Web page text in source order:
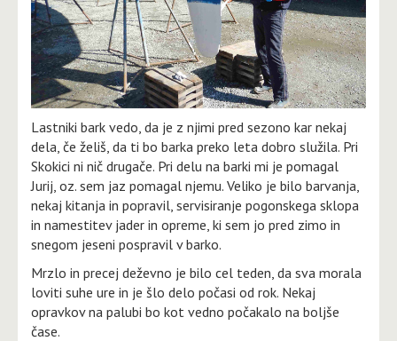
Lastniki bark vedo, da je z njimi pred sezono kar nekaj
dela, če želiš, da ti bo barka preko leta dobro služila. Pri
Skokici ni nič drugače. Pri delu na barki mi je pomagal
Jurij, oz. sem jaz pomagal njemu. Veliko je bilo barvanja,
nekaj kitanja in popravil, servisiranje pogonskega sklopa
in namestitev jader in opreme, ki sem jo pred zimo in
snegom jeseni pospravil v barko.
Mrzlo in precej deževno je bilo cel teden, da sva morala
loviti suhe ure in je šlo delo počasi od rok. Nekaj
opravkov na palubi bo kot vedno počakalo na boljše
čase.